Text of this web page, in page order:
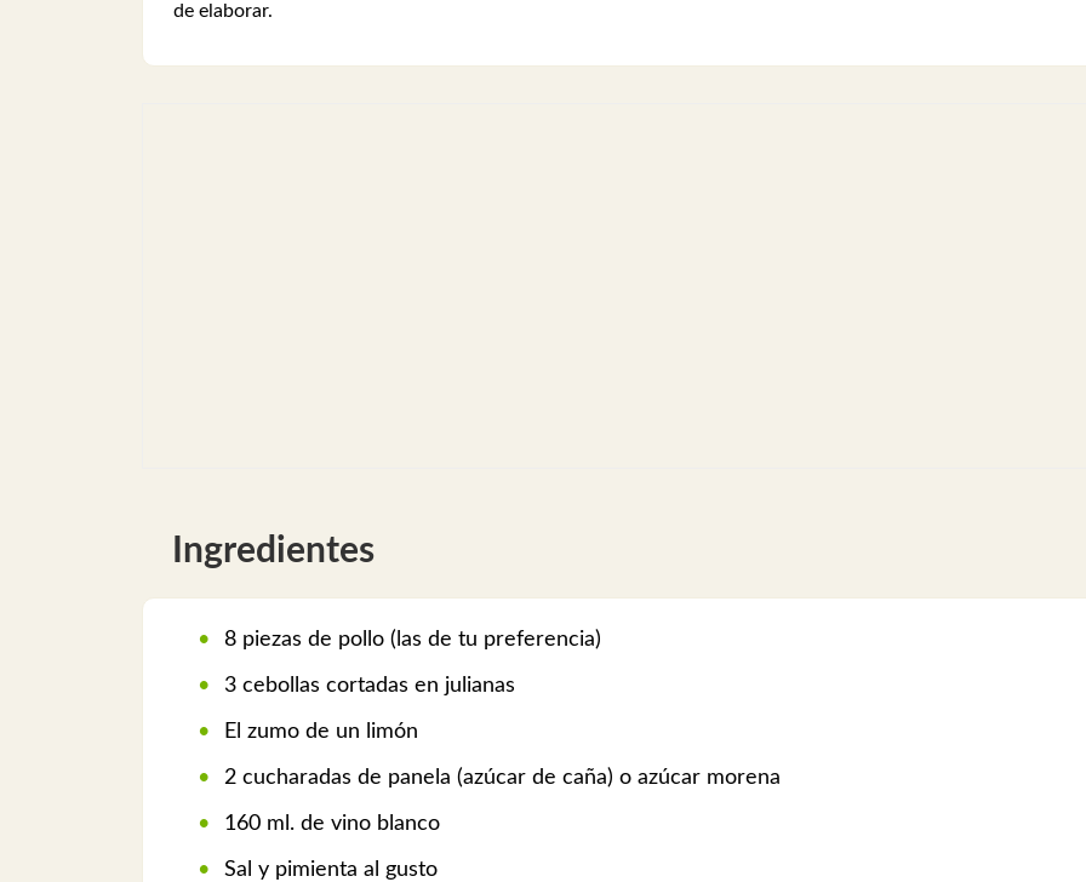
de elaborar.
Ingredientes
8 piezas de pollo (las de tu preferencia)
3 cebollas cortadas en julianas
El zumo de un limón
2 cucharadas de panela (azúcar de caña) o azúcar morena
160 ml. de vino blanco
Sal y pimienta al gusto